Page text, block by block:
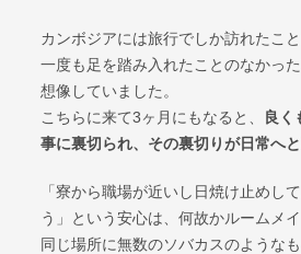
カンボジアには旅行でしか訪れたこ
一度も足を踏み入れたことのなかっ
想像していました。
こちらに来て3ヶ月にもなると、
良く
事に裏切られ、その裏切りが日常へ
「寮から職場が近いし日焼け止めし
う」という安心は、何故かルームメ
同じ場所に無数のソバカスのような